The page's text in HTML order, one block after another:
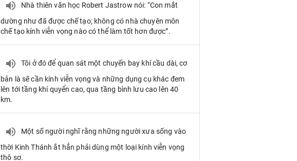
Nhà thiên văn học Robert Jastrow nói: “Con mắt
dường như đã được chế tạo; không có nhà chuyên môn
chế tạo kính viễn vọng nào có thể làm tốt hơn được”.
Tôi ở đó để quan sát một chuyến bay khí cầu dài, cơ
bản là sẽ cần kính viễn vọng và những dụng cụ khác đem
lên tới tầng khí quyển cao, qua tầng bình lưu cao lên 40
km.
Một số người nghĩ rằng những người xưa sống vào
thời Kinh Thánh ắt hẳn phải dùng một loại kính viễn vọng
thô sơ.